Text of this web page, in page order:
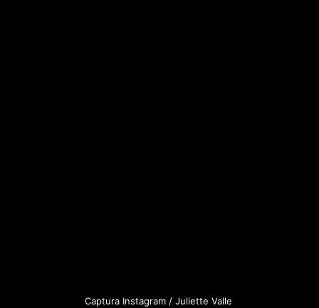
Captura Instagram / Juliette Valle